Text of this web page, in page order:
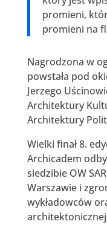
promieni,
promieni na
Nagrodzona w
powstała pod
Jerzego
Architektury
Architektury
Wielki finał 8.
Archicadem
siedzibie OW
Warszawie i
wykładowców